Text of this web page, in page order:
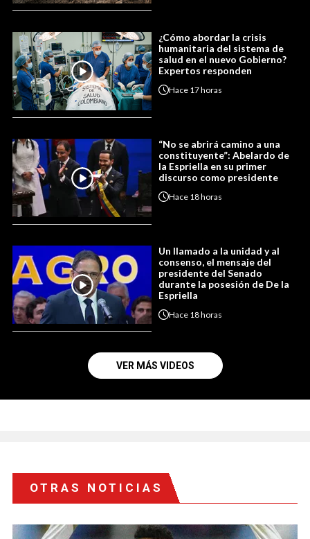
¿Cómo abordar la crisis
humanitaria del sistema de
salud en el nuevo Gobierno?
Expertos responden
Hace 17 horas
“No se abrirá camino a una
constituyente”: Abelardo de
la Espriella en su primer
discurso como presidente
Hace 18 horas
Un llamado a la unidad y al
consenso, el mensaje del
presidente del Senado
durante la posesión de De la
Espriella
Hace 18 horas
VER MÁS VIDEOS
OTRAS NOTICIAS